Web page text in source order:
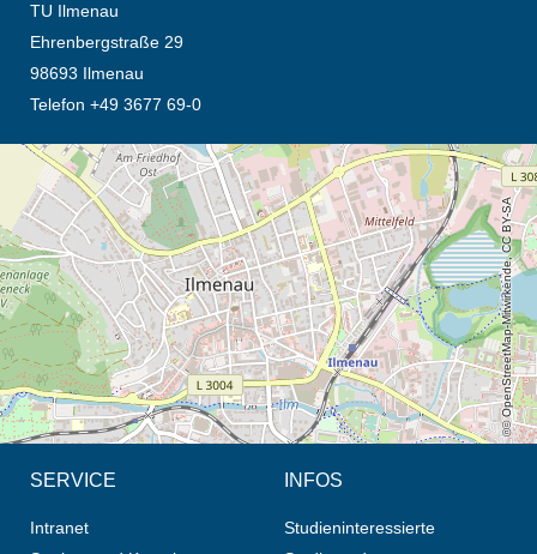
TU Ilmenau
Ehrenbergstraße 29
98693 Ilmenau
Telefon +49 3677 69-0
Öffnet die Anfahrtsbeschreibung in neuem Tab (Karte)
© OpenStreetMap-Mitwirkende, CC BY-SA
SERVICE
Intranet
INFOS
Studieninteressierte